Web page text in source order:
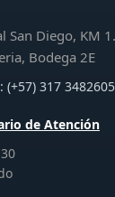
San Diego, KM
Bodega 2E
(+57) 317 3482605
de Atención